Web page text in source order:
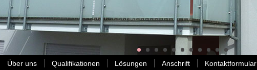
Über uns Qualifikationen Lösungen Anschrift Kontaktformular